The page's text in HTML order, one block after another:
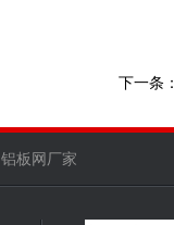
下一条：
铝板网厂家